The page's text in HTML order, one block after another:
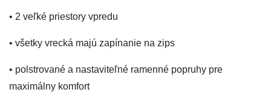
• 2 veľké priestory vpredu
• všetky vrecká majú zapínanie na zips
• polstrované a nastaviteľné ramenné popruhy pre
maximálny komfort